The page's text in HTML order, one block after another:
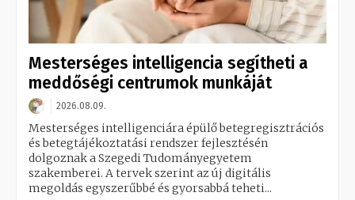
Mesterséges intelligencia segítheti a
meddőségi centrumok munkáját
2026.08.09.
Mesterséges intelligenciára épülő betegregisztrációs
és betegtájékoztatási rendszer fejlesztésén
dolgoznak a Szegedi Tudományegyetem
szakemberei. A tervek szerint az új digitális
megoldás egyszerűbbé és gyorsabbá teheti...